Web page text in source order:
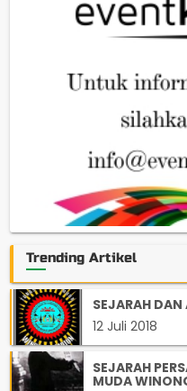
Trending Artikel
SEJARAH
12 Juli 2018
SEJARAH
MUDA